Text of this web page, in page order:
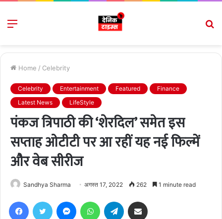
Menu
Home / Celebrity
Celebrity Entertainment Featured
Finance
Latest News
LifeStyle
पंकज त्रिपाठी की ‘शेरदिल’ समेत इस
सप्ताह ओटीटी पर आ रहीं यह नई फिल्में
और वेब सीरीज
Sandhya Sharma अगस्त 17, 2022 262 1 minute read
FacebookTwitter MessengerWhatsAppTelegram